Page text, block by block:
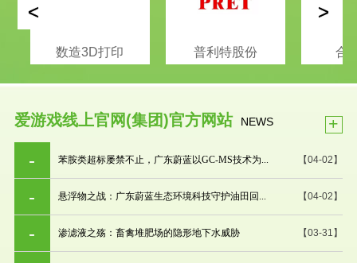
数造3D打印 普利特股份 合
< >
爱游戏线上官网(集团)官方网站 NEWS +
【04-02】
苯胺类超标屡禁不止，广东蔚蓝以GC-MS技术为...
【04-02】
悬浮物之战：广东蔚蓝生态环境科技守护油田回...
【03-31】
渗滤液之殇：畜禽堆肥场的隐形地下水威胁